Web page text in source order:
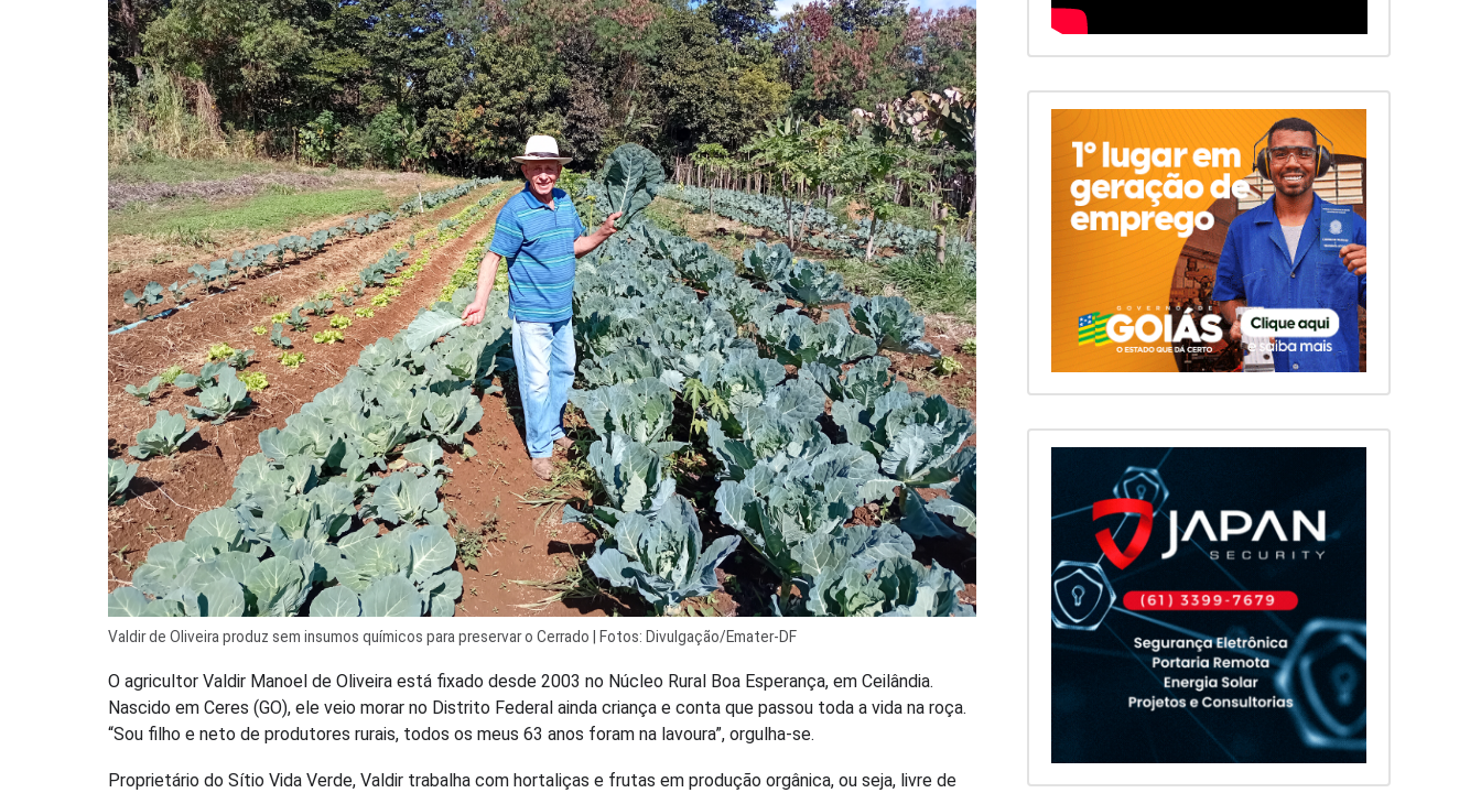
Valdir de Oliveira produz sem insumos químicos para preservar o Cerrado | Fotos: Divulgação/Emater-DF
O agricultor Valdir Manoel de Oliveira está fixado desde 2003 no Núcleo Rural Boa Esperança, em Ceilândia.
Nascido em Ceres (GO), ele veio morar no Distrito Federal ainda criança e conta que passou toda a vida na roça.
“Sou filho e neto de produtores rurais, todos os meus 63 anos foram na lavoura”, orgulha-se.
Proprietário do Sítio Vida Verde, Valdir trabalha com hortaliças e frutas em produção orgânica, ou seja, livre de